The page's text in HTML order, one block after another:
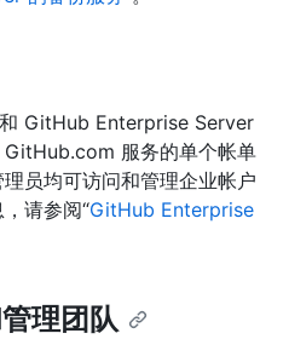
GitHub Enterprise Server
服务的单个帐单
员均可访问和管理企业帐户
请参阅“GitHub Enterprise
理团队